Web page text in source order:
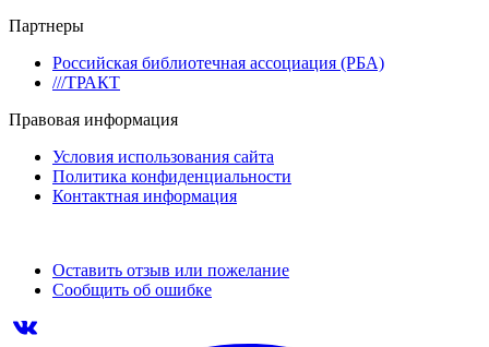
Партнеры
Российская библиотечная ассоциация (РБА)
///ТРАКТ
Правовая информация
Условия использования сайта
Политика конфиденциальности
Контактная информация
Оставить отзыв или пожелание
Сообщить об ошибке